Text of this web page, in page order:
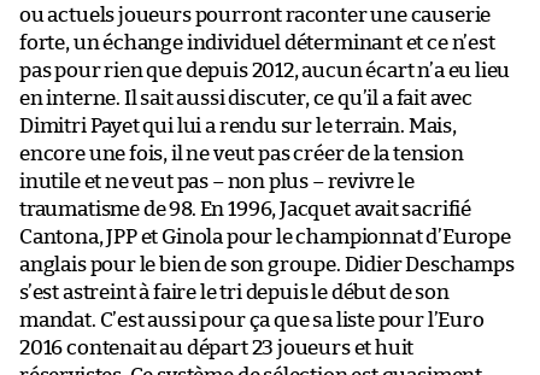
ou actuels joueurs pourront raconter une causerie
forte, un échange individuel déterminant et ce n’est
pas pour rien que depuis 2012, aucun écart n’a eu lieu
en interne. Il sait aussi discuter, ce qu’il a fait avec
Dimitri Payet qui lui a rendu sur le terrain. Mais,
encore une fois, il ne veut pas créer de la tension
inutile et ne veut pas – non plus – revivre le
traumatisme de 98. En 1996, Jacquet avait sacrifié
Cantona, JPP et Ginola pour le championnat d’Europe
anglais pour le bien de son groupe. Didier Deschamps
s’est astreint à faire le tri depuis le début de son
mandat. C’est aussi pour ça que sa liste pour l’Euro
2016 contenait au départ 23 joueurs et huit